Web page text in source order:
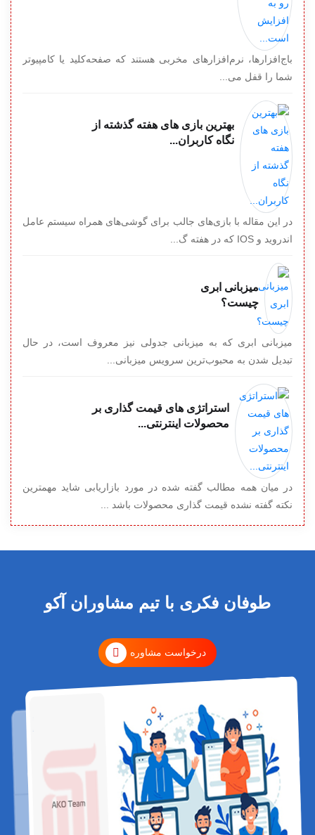
باج‌افزارها، نرم‌افزارهای مخربی هستند که صفحه‌کلید یا کامپیوتر
شما را قفل می‌...
بهترین بازی های هفته گذشته از
نگاه کاربران...
در این مقاله با بازی‌های جالب برای گوشی‌های همراه سیستم عامل
اندروید و IOS که در هفته گ...
میزبانی ابری
چیست؟
میزبانی ابری که به میزبانی جدولی نیز معروف است، در حال
تبدیل شدن به محبوب‌ترین سرویس میزبانی...
استراتژی های قیمت گذاری بر
محصولات اینترنتی...
در میان همه مطالب گفته شده در مورد بازاریابی شاید مهمترین
نکته گفته نشده قیمت گذاری محصولات باشد ...
طوفان فکری با تیم مشاوران آکو
درخواست مشاوره